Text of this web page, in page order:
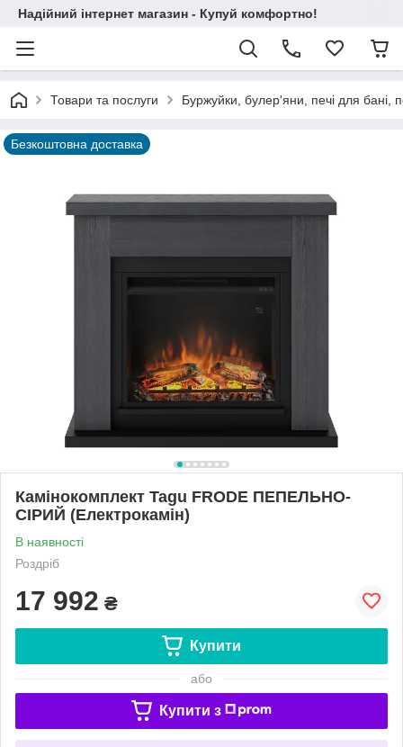
Надійний інтернет магазин - Купуй комфортно!
Товари та послуги Буржуйки, булер'яни, печі для бані,
Безкоштовна доставка
Камінокомплект Tagu FRODE ПЕПЕЛЬНО-
СІРИЙ (Електрокамін)
В наявності
Роздріб
17 992 ₴
Купити
або
Купити з